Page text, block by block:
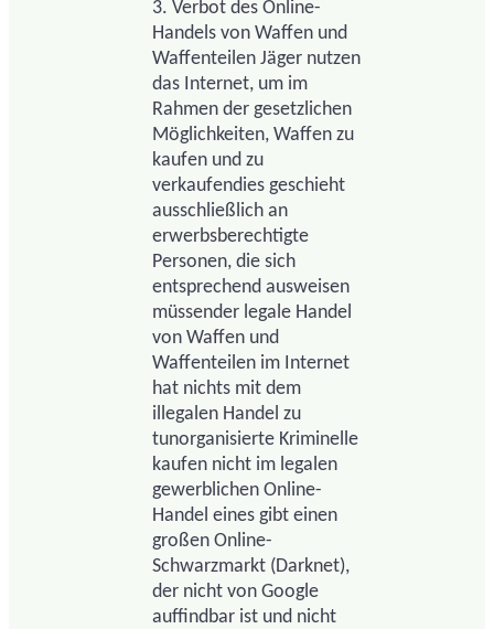
3. Verbot des Online-
Handels von Waffen und
Waffenteilen Jäger nutzen
das Internet, um im
Rahmen der gesetzlichen
Möglichkeiten, Waffen zu
kaufen und zu
verkaufendies geschieht
ausschließlich an
erwerbsberechtigte
Personen, die sich
entsprechend ausweisen
müssender legale Handel
von Waffen und
Waffenteilen im Internet
hat nichts mit dem
illegalen Handel zu
tunorganisierte Kriminelle
kaufen nicht im legalen
gewerblichen Online-
Handel eines gibt einen
großen Online-
Schwarzmarkt (Darknet),
der nicht von Google
auffindbar ist und nicht